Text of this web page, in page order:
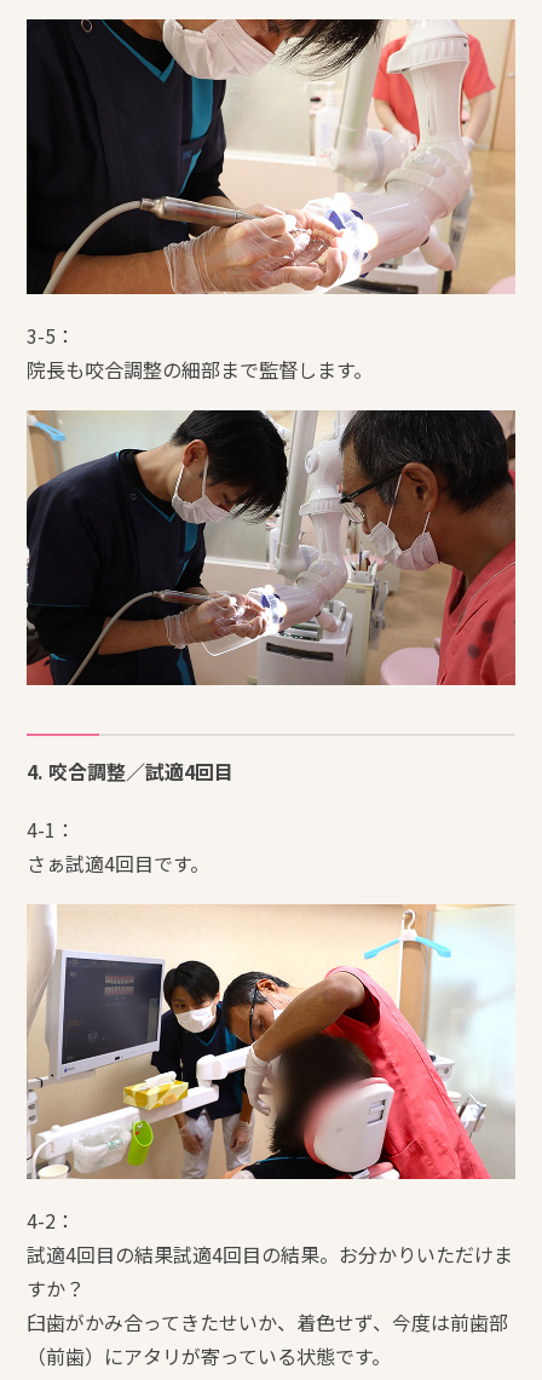
3-5：
院長も咬合調整の細部まで監督します。
4. 咬合調整／試適4回目
4-1：
さぁ試適4回目です。
4-2：
試適4回目の結果試適4回目の結果。お分かりいただけま
すか？
臼歯がかみ合ってきたせいか、着色せず、今度は前歯部
（前歯）にアタリが寄っている状態です。